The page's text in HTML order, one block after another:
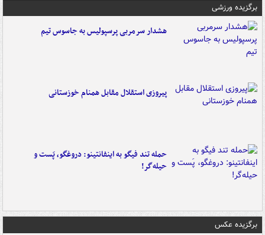
برگزیده ورزشی
هشدار سرمربی پرسپولیس به جاسوس تیم
پیروزی استقلال مقابل همنام خوزستانی
حمله تند فیگو به اینفانتینو: دروغگو، پَست‌ و
حیله‌گر!
برگزیده عکس